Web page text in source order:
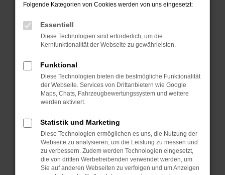
Beim Laden ist ein Fehler aufgetreten.
Hier sind ein paar Tipps, die dir helfen können:
Überprüfe deine Firewall und deine
Laden andere Webseiten, zum Beispiel
deine Suchmaschine?
Prüfe deine Browsererweiterungen.
Manche Erweiterungen, wie Werbeblocker,
können das Laden bestimmter Seiten
verhindern. Funktioniert die Seite in einem
anderen Browser oder in einem privaten
Fenster?
Starte dein Gerät neu.
Folgende Kategorien von Cookies werden von uns eingesetzt:
Essentiell
Diese Technologien sind erforderlich, um die
Kernfunktionalität der Webseite zu gewährleisten.
Funktional
Diese Technologien bieten die bestmögliche Funktionalität
der Webseite. Services von Drittanbietern wie Google
Maps, Chats, Fahrzeugbewertungssystem und weitere
werden aktiviert.
Statistik und Marketing
Diese Technologien ermöglichen es uns, die Nutzung der
Webseite zu analysieren, um die Leistung zu messen und
zu verbessern. Zudem werden Technologien eingesetzt,
die von dritten Werbetreibenden verwendet werden, um
Sie auf anderen Webseiten zu verfolgen und um Anzeigen